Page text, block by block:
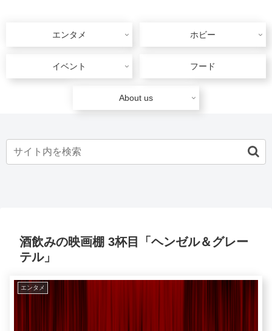
エンタメ ホビー
イベント フード
About us
酒飲みの映画棚 3杯目「ヘンゼル＆グレー
テル」
エンタメ